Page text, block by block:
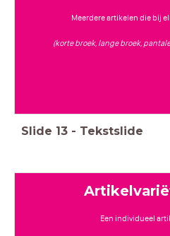
Meerdere artikelen die bij
(korte broek, lange broek,
Slide 13 - Tekstslide
Een individueel